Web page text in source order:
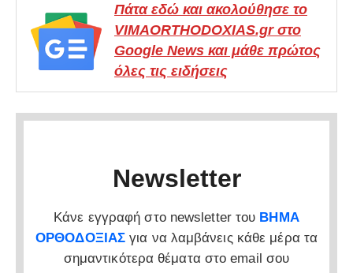
Πάτα εδώ και ακολούθησε το
VIMAORTHODOXIAS.gr στο
Google News και μάθε πρώτος
όλες τις ειδήσεις
Newsletter
Κάνε εγγραφή στο newsletter του ΒΗΜΑ
ΟΡΘΟΔΟΞΙΑΣ για να λαμβάνεις κάθε μέρα τα
σημαντικότερα θέματα στο email σου